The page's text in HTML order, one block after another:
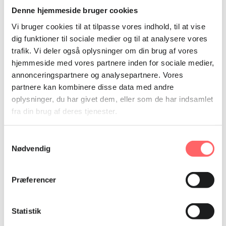
Denne hjemmeside bruger cookies
Vi bruger cookies til at tilpasse vores indhold, til at vise
dig funktioner til sociale medier og til at analysere vores
trafik. Vi deler også oplysninger om din brug af vores
hjemmeside med vores partnere inden for sociale medier,
annonceringspartnere og analysepartnere. Vores
partnere kan kombinere disse data med andre
oplysninger, du har givet dem, eller som de har indsamlet
fra din brug af deres tjenester.
Nødvendig
Præferencer
Statistik
vores kolleger er alene om at forsørge sig selv og deres
at aftaler for størrelsen af tillæg for anciennitet
overholdes:
”Sundhedsarbejdere bliver ikke honoreret for deres
mangeårige indsats. Jeg kan bruge mig selv som
eksempel på, hvor latterligt lidt, man får i tillæg. Mine 33
års erfaring giver mig 200 bolivianos (220 kr.) ekstra om
måneden. Det er småpenge.”
Som to andre alvorlige mangler fra regeringens side
nævner Leonor Aranciba, at Bolivias regering ikke har
sundhedsarbejdere. Der er heller ikke blevet rettet op
betalt sygdom, pensionsopsparing eller tryghed i